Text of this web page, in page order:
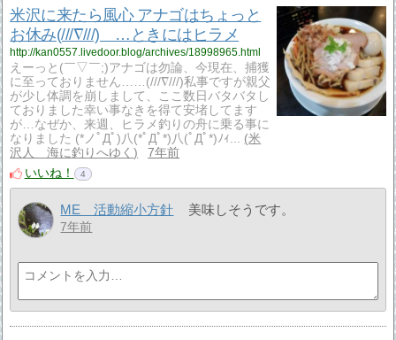
米沢に来たら風心 アナゴはちょっと
お休み(///∇///) …ときにはヒラメ
http://kan0557.livedoor.blog/archives/18998965.html
えーっと(￣▽￣;)アナゴは勿論、今現在、捕獲
に至っておりません……(///∇///)私事ですが親父
が少し体調を崩しまして、ここ数日バタバタし
ておりました幸い事なきを得て安堵してます
が…なぜか、来週、ヒラメ釣りの舟に乗る事に
なりました (*ノﾟДﾟ)八(*ﾟДﾟ*)八(ﾟДﾟ*)ﾉｨ...
米
沢人 海に釣りへゆく
7年前
いいね！
4
ME 活動縮小方針 美味しそうです。
7年前